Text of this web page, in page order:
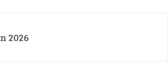
2026